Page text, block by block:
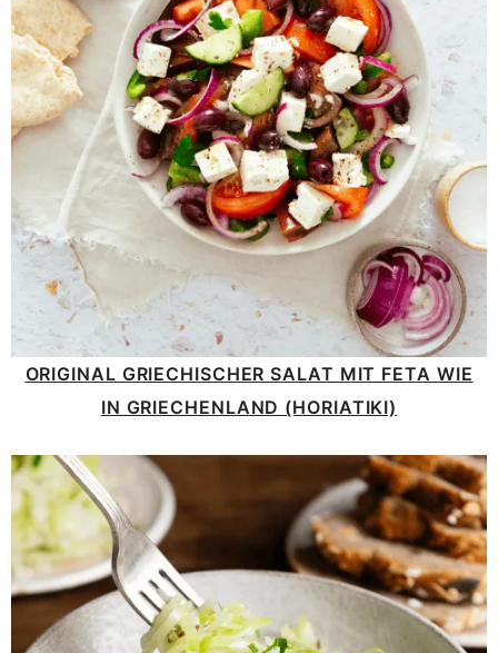
ORIGINAL GRIECHISCHER SALAT MIT FETA WIE
IN GRIECHENLAND (HORIATIKI)